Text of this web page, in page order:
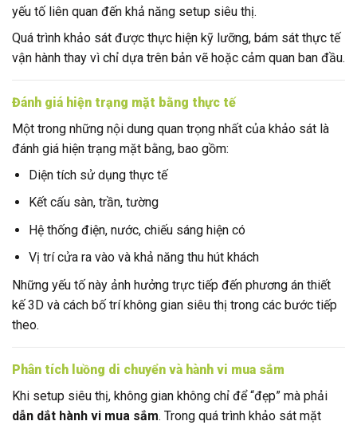
yếu tố liên quan đến khả năng setup siêu thị.
Quá trình khảo sát được thực hiện kỹ lưỡng, bám sát thực tế
vận hành thay vì chỉ dựa trên bản vẽ hoặc cảm quan ban đầu.
Đánh giá hiện trạng mặt bằng thực tế
Một trong những nội dung quan trọng nhất của khảo sát là
đánh giá hiện trạng mặt bằng, bao gồm:
Diện tích sử dụng thực tế
Kết cấu sàn, trần, tường
Hệ thống điện, nước, chiếu sáng hiện có
Vị trí cửa ra vào và khả năng thu hút khách
Những yếu tố này ảnh hưởng trực tiếp đến phương án thiết
kế 3D và cách bố trí không gian siêu thị trong các bước tiếp
theo.
Phân tích luồng di chuyển và hành vi mua sắm
Khi setup siêu thị, không gian không chỉ để “đẹp” mà phải
dẫn dắt hành vi mua sắm. Trong quá trình khảo sát mặt